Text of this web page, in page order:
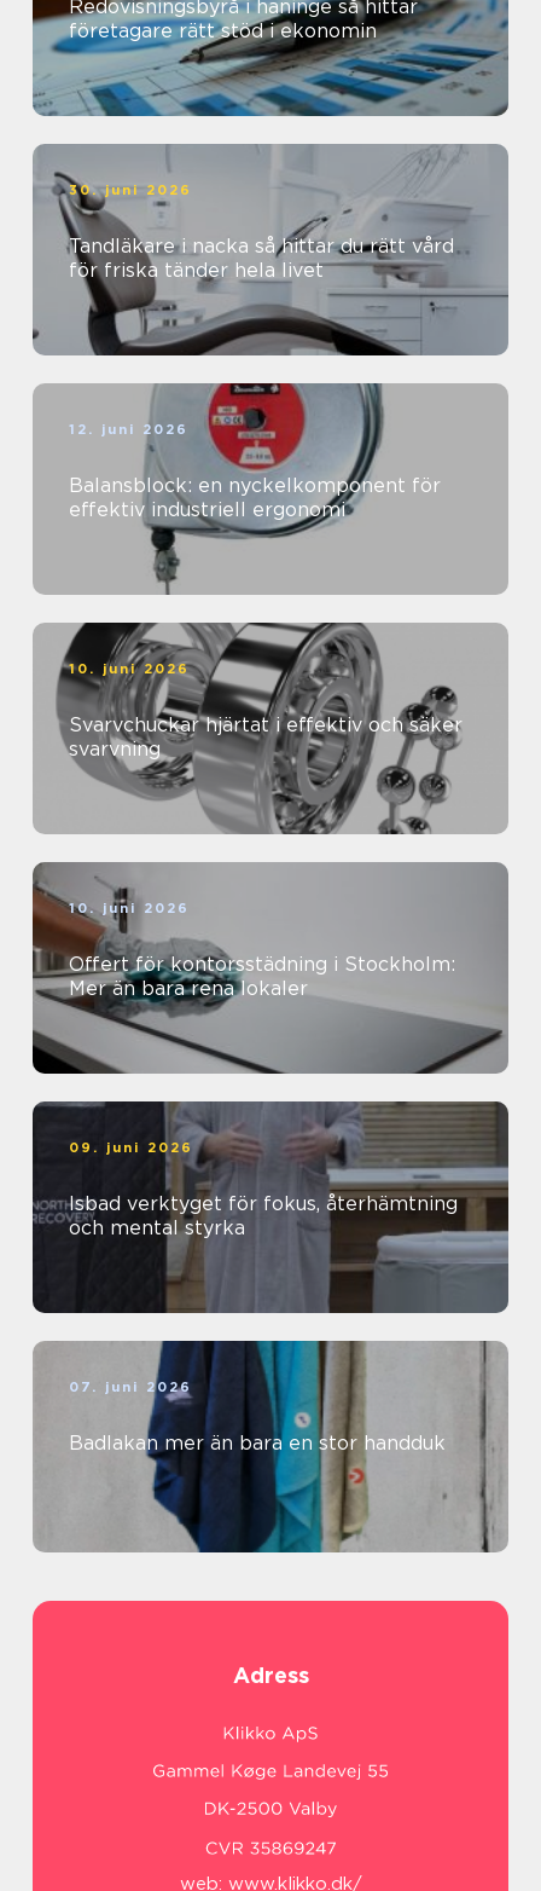
Redovisningsbyrå i haninge så hittar
företagare rätt stöd i ekonomin
30. juni 2026
Tandläkare i nacka så hittar du rätt vård
för friska tänder hela livet
12. juni 2026
Balansblock: en nyckelkomponent för
effektiv industriell ergonomi
10. juni 2026
Svarvchuckar hjärtat i effektiv och säker
svarvning
10. juni 2026
Offert för kontorsstädning i Stockholm:
Mer än bara rena lokaler
09. juni 2026
Isbad verktyget för fokus, återhämtning
och mental styrka
07. juni 2026
Badlakan mer än bara en stor handduk
Adress
web: www.klikko.dk/